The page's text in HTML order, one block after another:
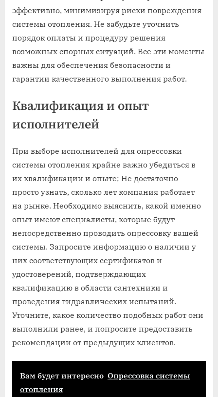
эффективно, минимизируя риски повреждения
системы отопления. Не забудьте уточнить
порядок оплаты и процедуру решения
возможных спорных ситуаций. Все эти моменты
важны для обеспечения безопасности и
гарантии качественного выполнения работ.
Квалификация и опыт
исполнителей
При выборе исполнителей для опрессовки
системы отопления крайне важно убедиться в
их квалификации и опыте; Не достаточно
просто узнать, сколько лет компания работает
на рынке. Необходимо выяснить, какой именно
опыт имеют специалисты, которые будут
непосредственно проводить опрессовку вашей
системы. Запросите информацию о наличии у
них соответствующих сертификатов и
удостоверений, подтверждающих
квалификацию в области сантехники и
проведения гидравлических испытаний.
Уточните, какое количество подобных работ они
выполнили ранее, и попросите предоставить
рекомендации от предыдущих клиентов.
Вам будет интересно Опрессовка системы
отопления